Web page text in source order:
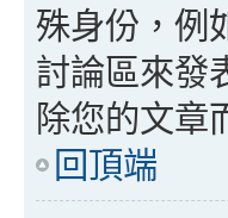
殊身份，例
討論區來發
除您的文章
回頂端